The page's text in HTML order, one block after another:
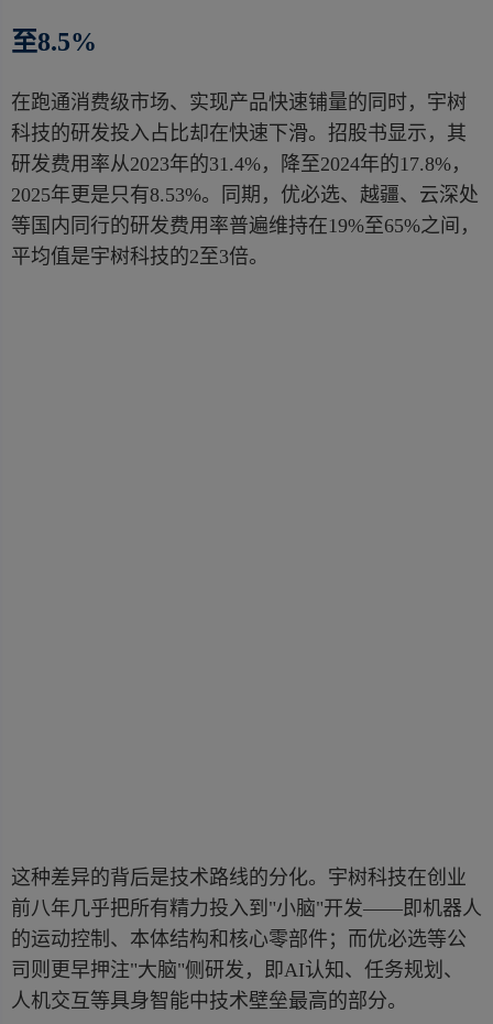
至8.5%
在跑通消费级市场、实现产品快速铺量的同时，宇树
科技的研发投入占比却在快速下滑。招股书显示，其
研发费用率从2023年的31.4%，降至2024年的17.8%，
2025年更是只有8.53%。同期，优必选、越疆、云深处
等国内同行的研发费用率普遍维持在19%至65%之间，
平均值是宇树科技的2至3倍。
这种差异的背后是技术路线的分化。宇树科技在创业
前八年几乎把所有精力投入到"小脑"开发——即机器人
的运动控制、本体结构和核心零部件；而优必选等公
司则更早押注"大脑"侧研发，即AI认知、任务规划、
人机交互等具身智能中技术壁垒最高的部分。